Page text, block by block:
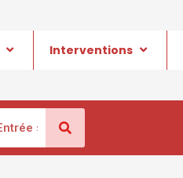
Interventions